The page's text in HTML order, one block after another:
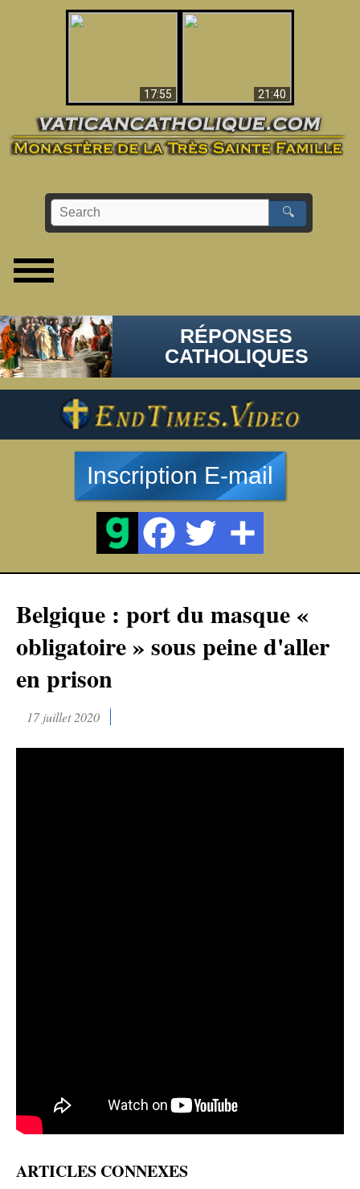
17:55
21:40
🔍
RÉPONSES
CATHOLIQUES
Inscription E-mail
Belgique : port du masque «
obligatoire » sous peine d'aller
en prison
17 juillet 2020
ARTICLES CONNEXES